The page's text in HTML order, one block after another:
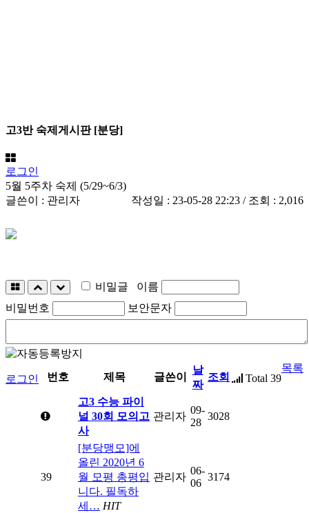
고3반 숙제게시판 [분당]
로그인
5월 5주차 숙제 (5/29~6/3)
글쓴이 : 관리자 작성일 : 23-05-28 22:23 / 조회 : 2,016
비밀글
이름
비밀번호
보안문자
목록
로그인
Total 39
번호 제목 글쓴이
날
짜
조회
고3 수능 파이
널 30회 모의고
사
관리자
09-
28
3028
39
[분당맹모]에
올린 2020년 6
월 모평 총평입
니다. 필독하
세… HIT
관리자
06-
06
3174